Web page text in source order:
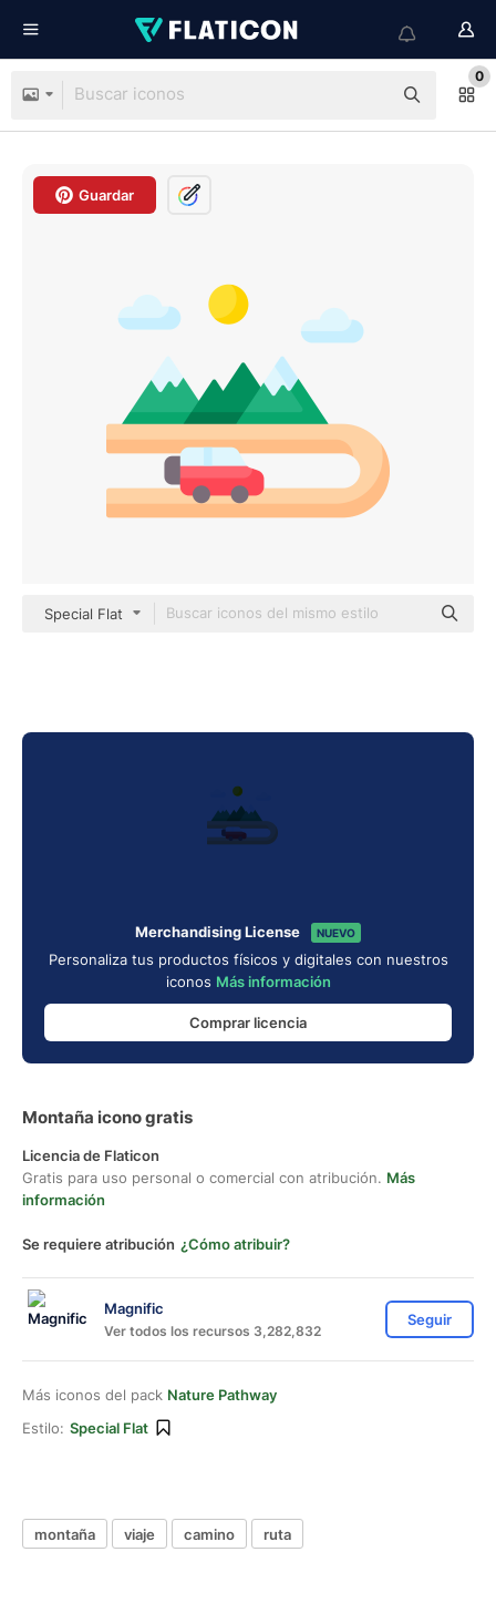
0
Guardar
Special Flat
Merchandising License NUEVO
Personaliza tus productos físicos y digitales con nuestros
iconos Más información
Comprar licencia
Montaña icono gratis
Licencia de Flaticon
Gratis para uso personal o comercial con atribución. Más
información
Se requiere atribución ¿Cómo atribuir?
Magnific
Ver todos los recursos 3,282,832
Seguir
Más iconos del pack Nature Pathway
Estilo: Special Flat
montaña viaje camino ruta